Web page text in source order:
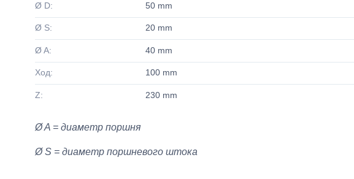
Ø D: 50 mm
Ø S: 20 mm
Ø A: 40 mm
Ход: 100 mm
Z: 230 mm
Ø A = диаметр поршня
Ø S = диаметр поршневого штока